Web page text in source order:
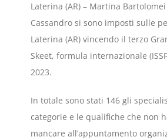
Laterina (AR) – Martina
Cassandro si sono imposti sulle
Laterina (AR) vincendo il terzo
Skeet, formula internazionale
2023.
In totale sono stati 146 gli
categorie e le qualifiche che non
mancare all’appuntamento